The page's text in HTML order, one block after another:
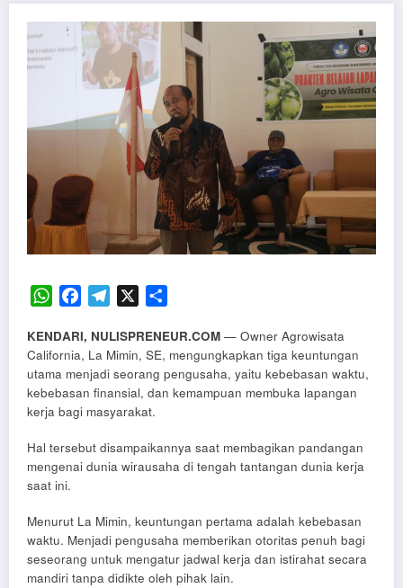
WhatsAppFacebookTelegram
KENDARI, NULISPRENEUR.COM — Owner Agrowisata
California, La Mimin, SE, mengungkapkan tiga keuntungan
utama menjadi seorang pengusaha, yaitu kebebasan waktu,
kebebasan finansial, dan kemampuan membuka lapangan
kerja bagi masyarakat.
Hal tersebut disampaikannya saat membagikan pandangan
mengenai dunia wirausaha di tengah tantangan dunia kerja
saat ini.
Menurut La Mimin, keuntungan pertama adalah kebebasan
waktu. Menjadi pengusaha memberikan otoritas penuh bagi
seseorang untuk mengatur jadwal kerja dan istirahat secara
mandiri tanpa didikte oleh pihak lain.